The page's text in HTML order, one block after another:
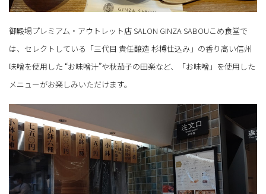
御殿場プレミアム・アウトレット店 SALON GINZA SABOUこめ食堂で
は、セレクトしている「三代目 責任醸造 杉樽仕込み」の香り高い信州
味噌を使用した “お味噌汁”や秋茄子の田楽など、「お味噌」を使用した
メニューがお楽しみいただけます。